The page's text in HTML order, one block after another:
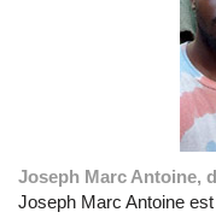
Joseph Marc Antoine,
Joseph Marc Antoine